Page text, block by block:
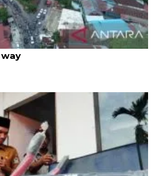
pascabencana, macet